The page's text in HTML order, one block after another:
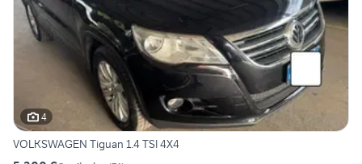
4
VOLKSWAGEN Tiguan 1.4 TSI 4X4